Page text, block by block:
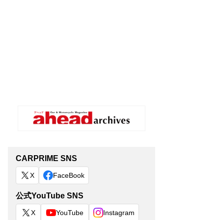
CARPRIME SNS
X FaceBook
公式YouTube SNS
X YouTube Instagram